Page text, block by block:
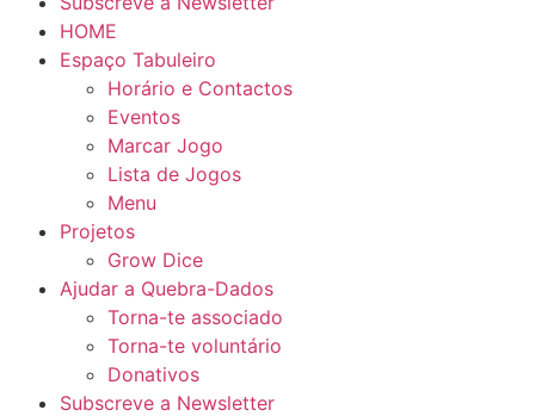
HOME
Espaço Tabuleiro
Horário e Contactos
Eventos
Marcar Jogo
Lista de Jogos
Menu
Projetos
Grow Dice
Ajudar a Quebra-Dados
Torna-te associado
Torna-te voluntário
Donativos
Subscreve a Newsletter